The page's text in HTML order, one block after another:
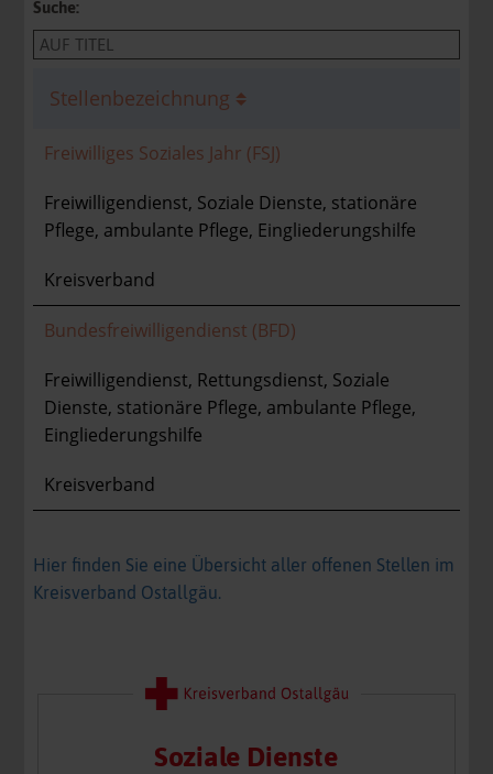
Suche:
Stellenbezeichnung
Freiwilliges Soziales Jahr (FSJ)
Freiwilligendienst, Soziale Dienste, stationäre
Pflege, ambulante Pflege, Eingliederungshilfe
Kreisverband
Bundesfreiwilligendienst (BFD)
Freiwilligendienst, Rettungsdienst, Soziale
Dienste, stationäre Pflege, ambulante Pflege,
Eingliederungshilfe
Kreisverband
Hier finden Sie eine Übersicht aller offenen Stellen im
Kreisverband Ostallgäu.
Soziale Dienste